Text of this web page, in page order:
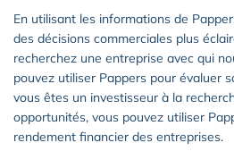
En utilisant les informations de
des décisions commerciales plus
recherchez une entreprise avec qui
pouvez utiliser Pappers pour évaluer
vous êtes un investisseur à la
opportunités, vous pouvez utiliser
rendement financier des entreprises.